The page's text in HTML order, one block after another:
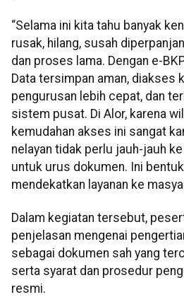
“Selama ini kita tahu banyak
rusak, hilang, susah
dan proses lama. Dengan e-
Data tersimpan aman, diakses
pengurusan lebih cepat, dan
sistem pusat. Di Alor, karena
kemudahan akses ini sangat
nelayan tidak perlu jauh-jauh
untuk urus dokumen. Ini
mendekatkan layanan ke
Dalam kegiatan tersebut,
penjelasan mengenai
sebagai dokumen sah yang
serta syarat dan prosedur
resmi.